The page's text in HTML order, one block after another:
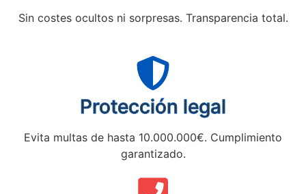
Sin costes ocultos ni sorpresas. Transparencia total.
Protección legal
Evita multas de hasta 10.000.000€. Cumplimiento
garantizado.